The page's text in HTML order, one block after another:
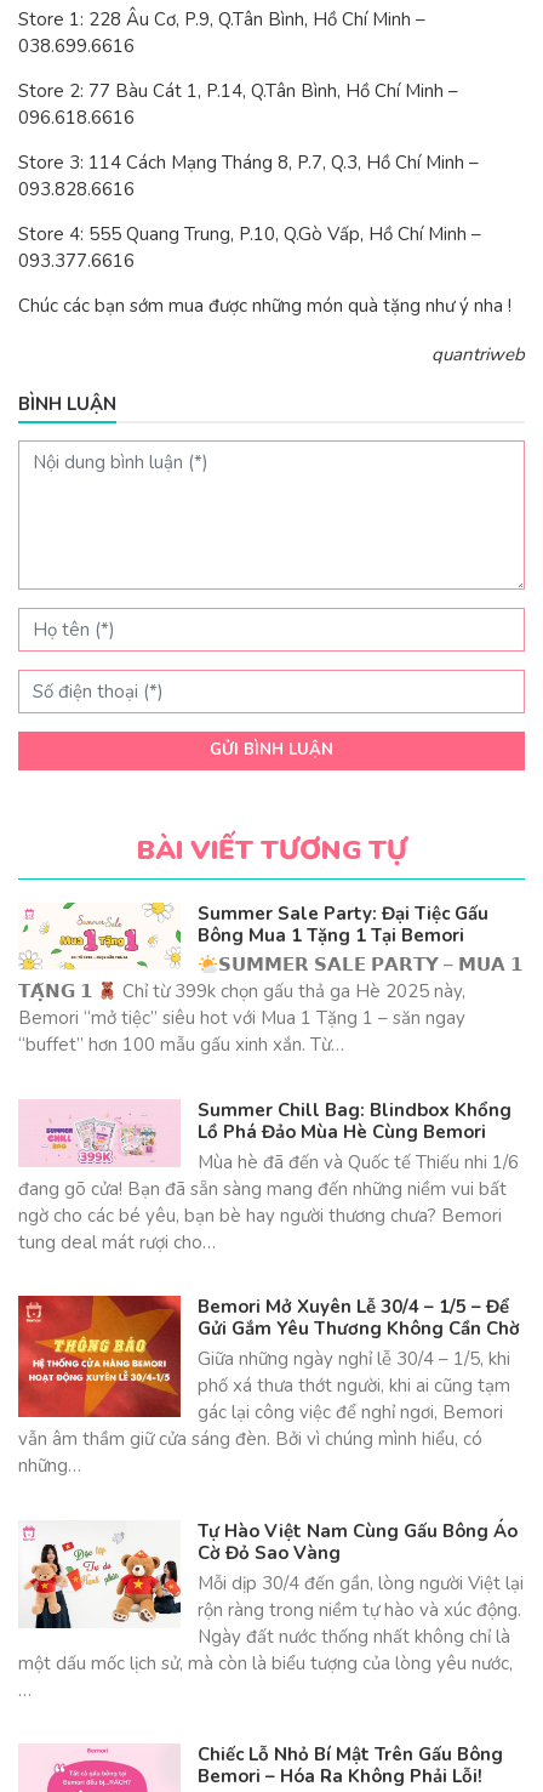
Store 1: 228 Âu Cơ, P.9, Q.Tân Bình, Hồ Chí Minh –
038.699.6616
Store 2: 77 Bàu Cát 1, P.14, Q.Tân Bình, Hồ Chí Minh –
096.618.6616
Store 3: 114 Cách Mạng Tháng 8, P.7, Q.3, Hồ Chí Minh –
093.828.6616
Store 4: 555 Quang Trung, P.10, Q.Gò Vấp, Hồ Chí Minh –
093.377.6616
Chúc các bạn sớm mua được những món quà tặng như ý nha !
quantriweb
BÌNH LUẬN
GỬI BÌNH LUẬN
BÀI VIẾT TƯƠNG TỰ
Summer Sale Party: Đại Tiệc Gấu
Bông Mua 1 Tặng 1 Tại Bemori
𝗦𝗨𝗠𝗠𝗘𝗥 𝗦𝗔𝗟𝗘 𝗣𝗔𝗥𝗧𝗬 – 𝗠𝗨𝗔 𝟭
𝗧𝗔̣̆𝗡𝗚 𝟭
Chỉ từ 399k chọn gấu thả ga Hè 2025 này,
Bemori “mở tiệc” siêu hot với Mua 1 Tặng 1 – săn ngay
“buffet” hơn 100 mẫu gấu xinh xắn. Từ…
Summer Chill Bag: Blindbox Khổng
Lồ Phá Đảo Mùa Hè Cùng Bemori
Mùa hè đã đến và Quốc tế Thiếu nhi 1/6
đang gõ cửa! Bạn đã sẵn sàng mang đến những niềm vui bất
ngờ cho các bé yêu, bạn bè hay người thương chưa? Bemori
tung deal mát rượi cho…
Bemori Mở Xuyên Lễ 30/4 – 1/5 – Để
Gửi Gắm Yêu Thương Không Cần Chờ
Giữa những ngày nghỉ lễ 30/4 – 1/5, khi
phố xá thưa thớt người, khi ai cũng tạm
gác lại công việc để nghỉ ngơi, Bemori
vẫn âm thầm giữ cửa sáng đèn. Bởi vì chúng mình hiểu, có
những…
Tự Hào Việt Nam Cùng Gấu Bông Áo
Cờ Đỏ Sao Vàng
Mỗi dịp 30/4 đến gần, lòng người Việt lại
rộn ràng trong niềm tự hào và xúc động.
Ngày đất nước thống nhất không chỉ là
một dấu mốc lịch sử, mà còn là biểu tượng của lòng yêu nước,
…
Chiếc Lỗ Nhỏ Bí Mật Trên Gấu Bông
Bemori – Hóa Ra Không Phải Lỗi!